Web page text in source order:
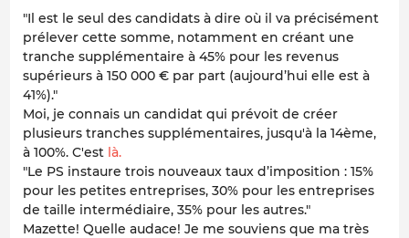
"Il est le seul des candidats à dire où il va précisément
prélever cette somme, notamment en créant une
tranche supplémentaire à 45% pour les revenus
supérieurs à 150 000 € par part (aujourd’hui elle est à
41%)."
Moi, je connais un candidat qui prévoit de créer
plusieurs tranches supplémentaires, jusqu'à la 14ème,
à 100%. C'est là.
"Le PS instaure trois nouveaux taux d’imposition : 15%
pour les petites entreprises, 30% pour les entreprises
de taille intermédiaire, 35% pour les autres."
Mazette! Quelle audace! Je me souviens que ma très